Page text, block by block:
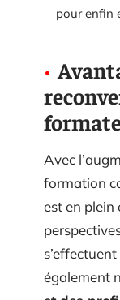
pour enfin
Avec
formation
est en plein
également